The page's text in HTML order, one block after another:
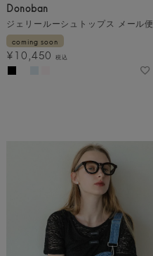
Donoban
ジェリールーシュトップス メール便
coming soon
¥10,450 税込